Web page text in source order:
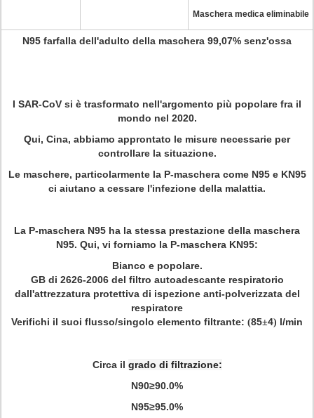
Maschera medica eliminabile
N95 farfalla dell'adulto della maschera 99,07% senz'ossa
I SAR-CoV si è trasformato nell'argomento più popolare fra il
mondo nel 2020.
Qui, Cina, abbiamo approntato le misure necessarie per
controllare la situazione.
Le maschere, particolarmente la P-maschera come N95 e KN95
ci aiutano a cessare l'infezione della malattia.
La P-maschera N95 ha la stessa prestazione della maschera
N95. Qui, vi forniamo la P-maschera KN95:
Bianco e popolare.
GB di 2626-2006 del filtro autoadescante respiratorio
dall'attrezzatura protettiva di ispezione anti-polverizzata del
respiratore
Verifichi il suoi flusso/singolo elemento filtrante: (85±4) l/min
Circa il grado di filtrazione:
N90≥90.0%
N95≥95.0%